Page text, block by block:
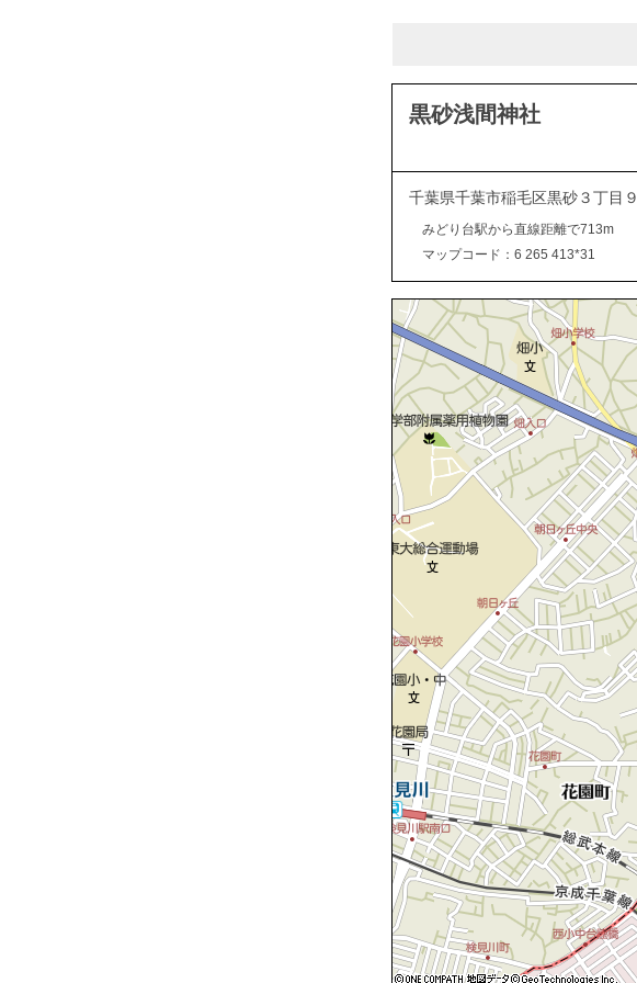
黒砂浅間神社
千葉県千葉市稲毛区黒砂３丁目９
みどり台駅から直線距離で713m
マップコード：6 265 413*31